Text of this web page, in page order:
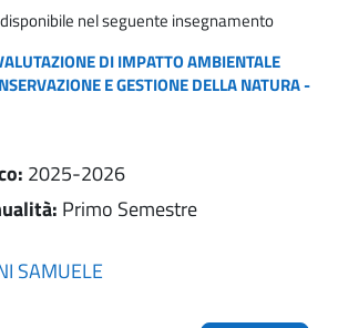
nel seguente insegnamento
DI IMPATTO AMBIENTALE
E GESTIONE DELLA NATURA -
: 2025-2026
: Primo Semestre
SAMUELE